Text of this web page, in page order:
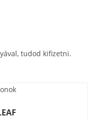
tudod kifizetni.